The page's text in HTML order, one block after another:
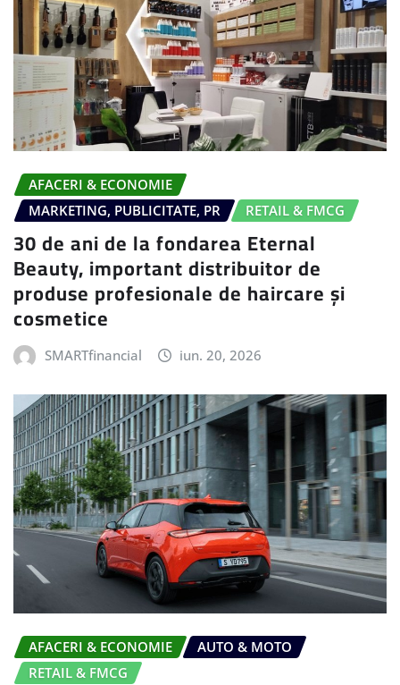
AFACERI & ECONOMIE
MARKETING, PUBLICITATE, PR
RETAIL & FMCG
30 de ani de la fondarea Eternal
Beauty, important distribuitor de
produse profesionale de haircare și
cosmetice
SMARTfinancial iun. 20, 2026
AFACERI & ECONOMIE
AUTO & MOTO
RETAIL & FMCG